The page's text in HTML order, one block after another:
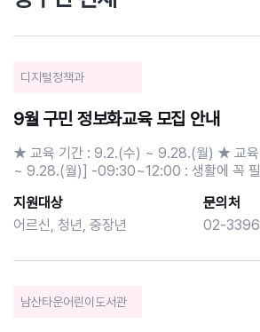
디지털정책과
9월 구민 정보화교육 모집 안내
★ 교육 기간 : 9.2.(수) ~ 9.28.(월) ★ 교육 시간 1. 월 [9.7.(월)
~ 9.28.(월)] -09:30~12:00 : 생활에 꼭 필
-15:30~18:00 : 엑셀을 활용한 일정관리 문
(수) ~ 9.23.(수)] -09:30~12:00 : 키오스크
-15:30~18:00 : 스마트폰으로 시작하는 생성형 AI ★
(토) 9시 ~ 8.20.(목) 17시 ※ 선착순, 1인 1
청 : 8.21.(금) 13시 ~ 8.31.(월) 17시 (미달
지원대상
어르신, 청년, 중장년
문의처
02-
남산타운어린이도서관